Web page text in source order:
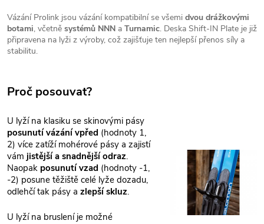
Vázání Prolink jsou vázání kompatibilní se všemi dvou drážkovými
botami, včetně systémů NNN a Turnamic. Deska Shift-IN Plate je již
připravena na lyži z výroby, což zajišťuje ten nejlepší přenos síly a
stabilitu.
Proč posouvat?
U lyží na klasiku se skinovými pásy
posunutí vázání vpřed (hodnoty 1,
2) více zatíží mohérové pásy a zajistí
vám jistější a snadnější odraz.
Naopak posunutí vzad (hodnoty -1,
-2) posune těžiště celé lyže dozadu,
odlehčí tak pásy a zlepší skluz.
U lyží na bruslení je možné